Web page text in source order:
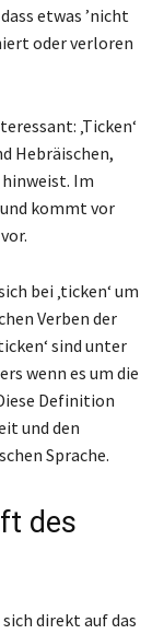
etwas ’nicht
oder verloren
‚Ticken‘
Hebräischen,
Im
kommt vor
bei ‚ticken‘ um
Verben der
sind unter
wenn es um die
Definition
und den
Sprache.
des
direkt auf das